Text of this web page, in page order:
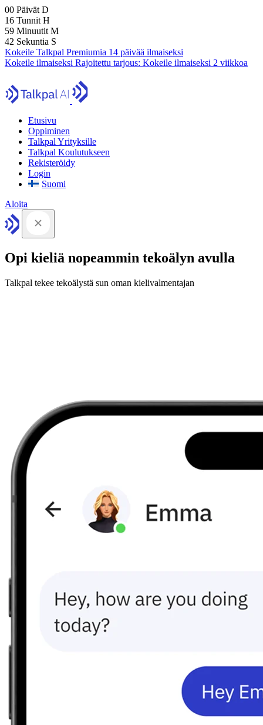
00 Päivät D
16 Tunnit H
59 Minuutit M
41 Sekuntia S
Kokeile Talkpal Premiumia 14 päivää ilmaiseksi
Kokeile ilmaiseksi Rajoitettu tarjous: Kokeile ilmaiseksi 2 viikkoa
Etusivu
Oppiminen
Talkpal Yrityksille
Talkpal Koulutukseen
Rekisteröidy
Login
Suomi
Aloita
Opi kieliä nopeammin tekoälyn avulla
Talkpal tekee tekoälystä sun oman kielivalmentajan